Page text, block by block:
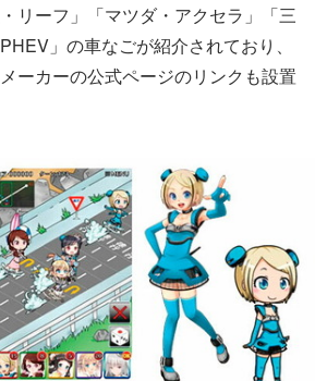
リーフ」「マツダ・アクセラ」「三
」の車なごが紹介されており、
ーカーの公式ページのリンクも設置